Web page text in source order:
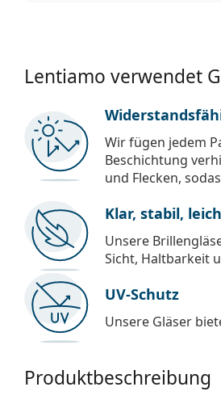
Lentiamo verwendet
Wir fügen jedem
Beschichtung
und Flecken,
Klar, stabil,
Unsere
Sicht, Haltbarkeit
UV-Schutz
Unsere Gläser
Produktbeschreibung